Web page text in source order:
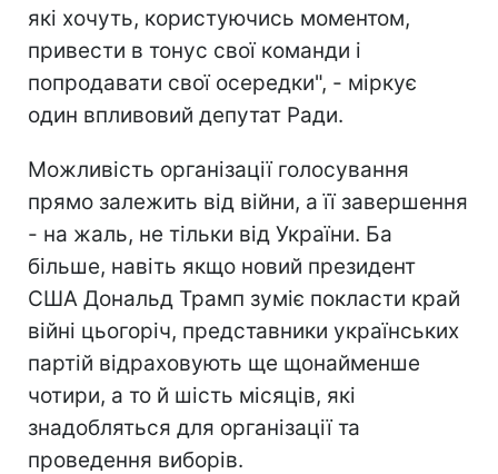
які хочуть, користуючись моментом,
привести в тонус свої команди і
попродавати свої осередки", - міркує
один впливовий депутат Ради.
Можливість організації голосування
прямо залежить від війни, а її завершення
- на жаль, не тільки від України. Ба
більше, навіть якщо новий президент
США Дональд Трамп зуміє покласти край
війні цьогоріч, представники українських
партій відраховують ще щонайменше
чотири, а то й шість місяців, які
знадобляться для організації та
проведення виборів.